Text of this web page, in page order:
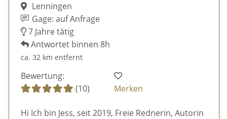
Lenningen
Gage: auf Anfrage
7 Jahre tätig
Antwortet binnen 8h
ca. 32 km entfernt
Bewertung:
(10)
Merken
Hi Ich bin Jess, seit 2019, Freie Rednerin, Autorin